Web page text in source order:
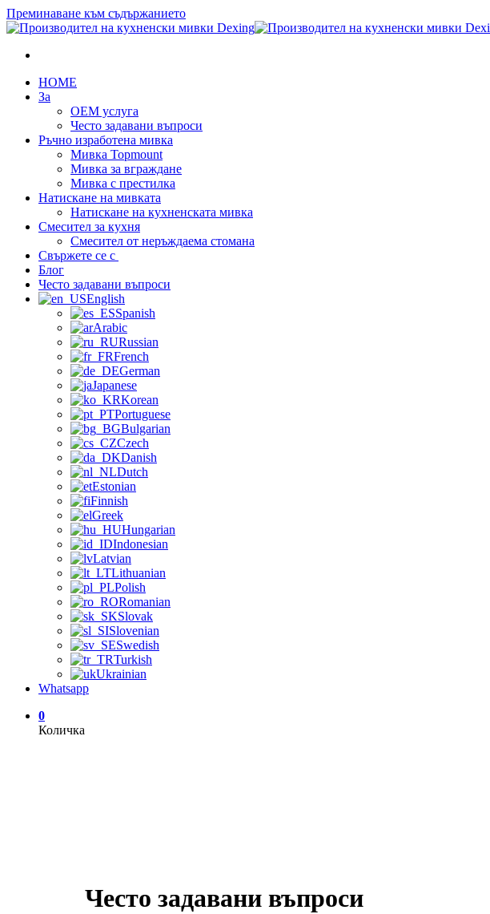
Преминаване към съдържанието
HOME
За
OEM услуга
Често задавани въпроси
Ръчно изработена мивка
Мивка Topmount
Мивка за вграждане
Мивка с престилка
Натискане на мивката
Натискане на кухненската мивка
Смесител за кухня
Смесител от неръждаема стомана
Свържете се с
Блог
Често задавани въпроси
English
Spanish
Arabic
Russian
French
German
Japanese
Korean
Portuguese
Bulgarian
Czech
Danish
Dutch
Estonian
Finnish
Greek
Hungarian
Indonesian
Latvian
Lithuanian
Polish
Romanian
Slovak
Slovenian
Swedish
Turkish
Ukrainian
Whatsapp
0
Количка
Често задавани въпроси